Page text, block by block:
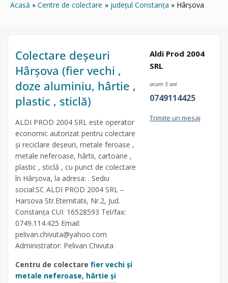
Acasă Centre de colectare județul Constanța Hârșova
Colectare deșeuri
Hârșova (fier vechi ,
doze aluminiu, hârtie ,
plastic , sticlă)
ALDI PROD 2004 SRL este operator
economic autorizat pentru colectare
și reciclare deșeuri, metale feroase ,
metale neferoase, hârtii, cartoane ,
plastic , sticlă , cu punct de colectare
în Hârșova, la adresa: . Sediu
social:SC ALDI PROD 2004 SRL –
Harsova Str.Eternitatii, Nr.2, Jud.
Constanța CUI: 16528593 Tel/fax:
0749.114.425 Email:
pelivan.chivuta@yahoo.com
Administrator: Pelivan Chivuta
Centru de colectare fier vechi și
metale neferoase, hârtie și
Aldi Prod 2004
SRL
acum 5 ani
0749114425
Trimite un mesaj